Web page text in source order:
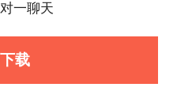
一聊天
载